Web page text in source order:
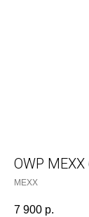
OWP
MEXX
7 900 р.